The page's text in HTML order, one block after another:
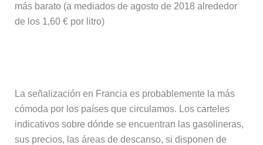
más barato (a mediados de agosto de 2018 alrededor
de los 1,60 € por litro)
La señalización en Francia es probablemente la más
cómoda por los países que circulamos. Los carteles
indicativos sobre dónde se encuentran las gasolineras,
sus precios, las áreas de descanso, si disponen de